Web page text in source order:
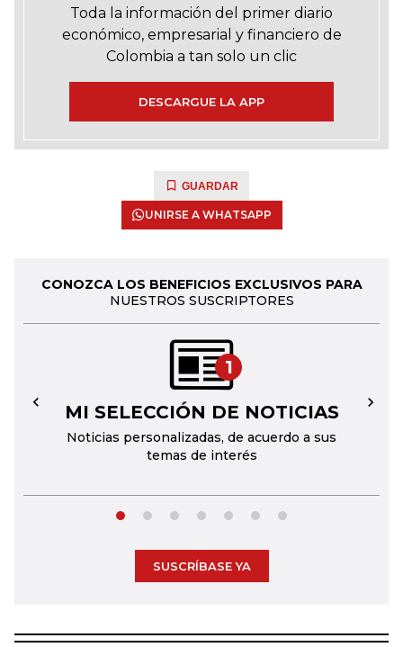
Toda la información del primer diario
económico, empresarial y financiero de
Colombia a tan solo un clic
DESCARGUE LA APP
GUARDAR
UNIRSE A WHATSAPP
CONOZCA LOS BENEFICIOS EXCLUSIVOS PARA
NUESTROS SUSCRIPTORES
1
MI SELECCIÓN DE NOTICIAS
Noticias personalizadas, de acuerdo a sus
temas de interés
← →
SUSCRÍBASE YA